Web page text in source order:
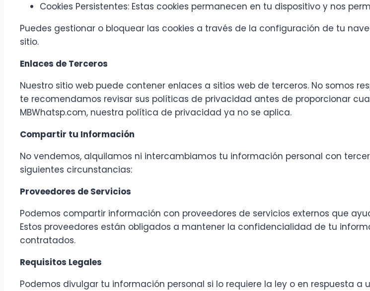
Cookies Persistentes: Estas cookies permanecen en tu dispositivo y nos
Puedes gestionar o bloquear las cookies a través de la configuración de tu
sitio.
Enlaces de Terceros
Nuestro sitio web puede contener enlaces a sitios web de terceros. No somos
te recomendamos revisar sus políticas de privacidad antes de proporcionar
MBWhatsp.com, nuestra política de privacidad ya no se aplica.
Compartir tu Información
No vendemos, alquilamos ni intercambiamos tu información personal con
siguientes circunstancias:
Proveedores de Servicios
Podemos compartir información con proveedores de servicios externos que
Estos proveedores están obligados a mantener la confidencialidad de tu
contratados.
Requisitos Legales
Podemos divulgar tu información personal si lo requiere la ley o en respuesta